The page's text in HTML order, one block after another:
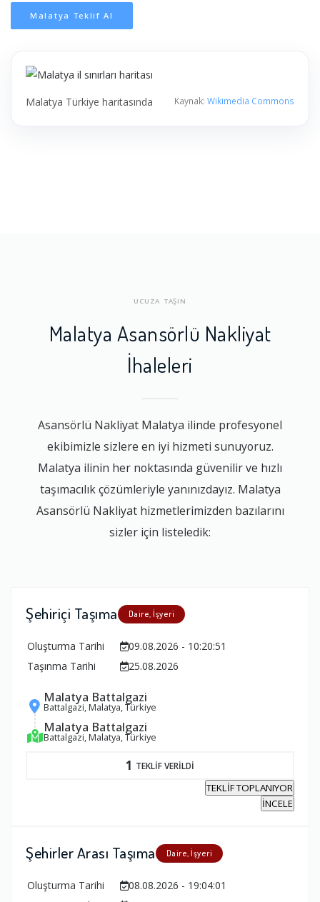
Malatya Teklif Al
Malatya Türkiye haritasında Kaynak: Wikimedia Commons
UCUZA TAŞIN
Malatya Asansörlü Nakliyat
İhaleleri
Asansörlü Nakliyat Malatya ilinde profesyonel
ekibimizle sizlere en iyi hizmeti sunuyoruz.
Malatya ilinin her noktasında güvenilir ve hızlı
taşımacılık çözümleriyle yanınızdayız. Malatya
Asansörlü Nakliyat hizmetlerimizden bazılarını
sizler için listeledik:
Şehiriçi Taşıma Daire, İşyeri
Oluşturma Tarihi
09.08.2026 - 10:20:51
Taşınma Tarihi
25.08.2026
Malatya Battalgazi
Battalgazi, Malatya, Türkiye
Malatya Battalgazi
Battalgazi, Malatya, Türkiye
1 TEKLİF VERİLDİ
TEKLİF TOPLANIYOR
İNCELE
Şehirler Arası Taşıma Daire, İşyeri
Oluşturma Tarihi
08.08.2026 - 19:04:01